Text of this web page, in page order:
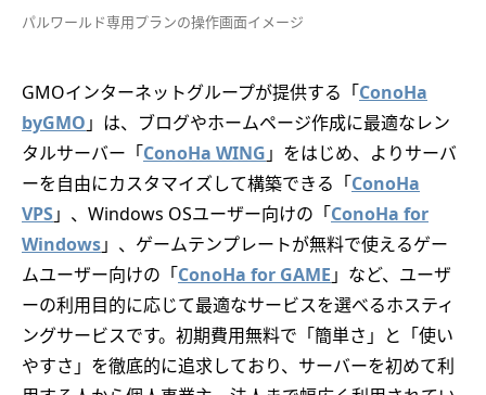
パルワールド専用プランの操作画面イメージ
GMOインターネットグループが提供する「ConoHa
byGMO 」は、ブログやホームページ作成に最適なレン
タルサーバー「ConoHa WING 」をはじめ、よりサーバ
ーを自由にカスタマイズして構築できる「ConoHa
VPS」、Windows OSユーザー向けの「ConoHa for
Windows」、ゲームテンプレートが無料で使えるゲー
ムユーザー向けの「ConoHa for GAME 」など、ユーザ
ーの利用目的に応じて最適なサービスを選べるホスティ
ングサービスです。初期費用無料で「簡単さ」と「使い
やすさ」を徹底的に追求しており、サーバーを初めて利